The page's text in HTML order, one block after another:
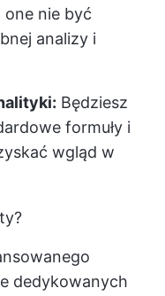
nie być
analizy i
Będziesz
formuły i
wgląd w
dedykowanych